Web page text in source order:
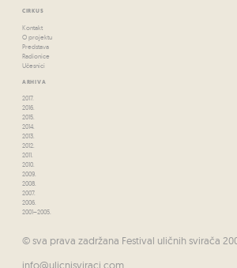
CIRKUS
Kontakt
O projektu
Predstava
Radionice
Učesnici
ARHIVA
2017.
2016.
2015.
2014.
2013.
2012.
2011.
2010.
2009.
2008.
2007.
2006.
2001–2005.
© sva prava zadržana Festival uličnih svirača
info@ulicnisviraci.com